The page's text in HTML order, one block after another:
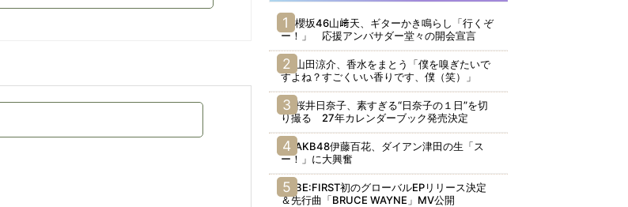
櫻坂46山﨑天、ギターかき鳴らし「行くぞ
ー！」 応援アンバサダー堂々の開会宣言
山田涼介、香水をまとう「僕を嗅ぎたいで
すよね？すごくいい香りです、僕（笑）」
桜井日奈子、素すぎる“日奈子の１日”を切
り撮る 27年カレンダーブック発売決定
AKB48伊藤百花、ダイアン津田の生「ス
ー！」に大興奮
BE:FIRST初のグローバルEPリリース決定
＆先行曲「BRUCE WAYNE」MV公開